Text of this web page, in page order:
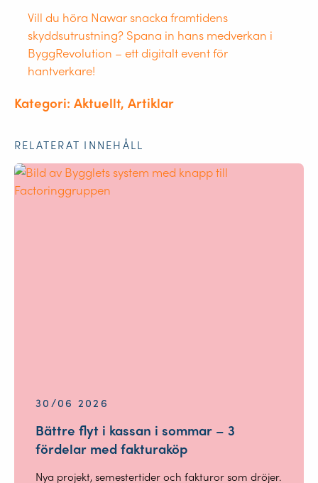
Vill du höra Nawar snacka framtidens
skyddsutrustning? Spana in hans medverkan i
ByggRevolution – ett digitalt event för
hantverkare!
Kategori: Aktuellt, Artiklar
RELATERAT INNEHÅLL
30/06 2026
Bättre flyt i kassan i sommar – 3
fördelar med fakturaköp
Nya projekt, semestertider och fakturor som dröjer.